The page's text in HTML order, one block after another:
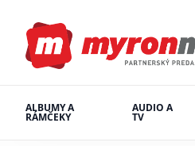
ALBUMY A
RÁMČEKY
AUDIO A
TV